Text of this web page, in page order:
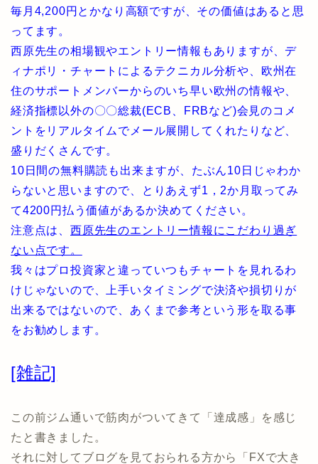
毎月4,200円とかなり高額ですが、その価値はあると思
ってます。
西原先生の相場観やエントリー情報もありますが、デ
ィナポリ・チャートによるテクニカル分析や、欧州在
住のサポートメンバーからのいち早い欧州の情報や、
経済指標以外の〇〇総裁(ECB、FRBなど)会見のコメ
ントをリアルタイムでメール展開してくれたりなど、
盛りだくさんです。
10日間の無料購読も出来ますが、たぶん10日じゃわか
らないと思いますので、とりあえず1，2か月取ってみ
て4200円払う価値があるか決めてください。
注意点は、 西原先生のエントリー情報にこだわり過ぎ
ない点です。
我々はプロ投資家と違っていつもチャートを見れるわ
けじゃないので、上手いタイミングで決済や損切りが
出来るではないので、あくまで参考という形を取る事
をお勧めします。
[雑記]
この前ジム通いで筋肉がついてきて「達成感」を感じ
たと書きました。
それに対してブログを見ておられる方から「FXで大き